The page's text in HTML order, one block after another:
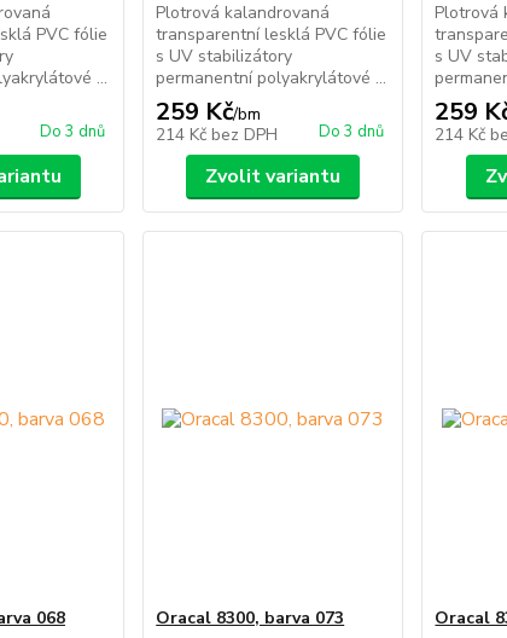
PVC fólie
...
Do 3 dnů
Plotrová kalandrovaná
transparentní lesklá PVC fólie
s UV stabilizátory
permanentní polyakrylátové ...
259 Kč/bm
214 Kč bez DPH Do 3 dnů
Zvolit variantu
Plotrová
s UV
259
214 Kč
068
Oracal 8300, barva 073
Oracal